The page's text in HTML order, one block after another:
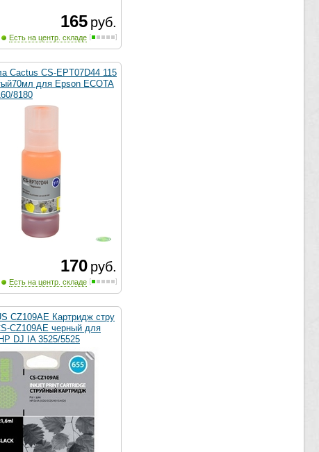
165 руб.
Есть на центр. складе
Cactus CS-EPT07D44 115
для Epson ECOTA
8180
170 руб.
Есть на центр. складе
CZ109AE Картридж стру
CZ109AE черный для
DJ IA 3525/5525